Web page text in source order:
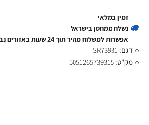
זמין במלאי
נשלח ממחסן בישראל
אפשרות למשלוח מהיר תוך 24 שעות באזורים נבחרים
דגם: SR73931
מק"ט: 5051265739315